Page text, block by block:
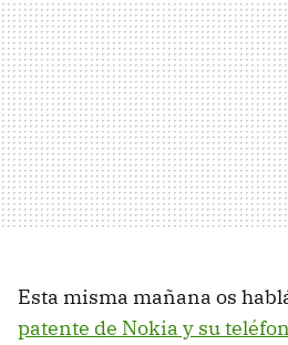
Esta misma mañana os
patente de Nokia y su